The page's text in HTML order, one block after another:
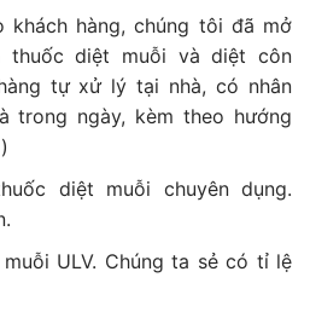
hàng, chúng tôi đã mở
thuốc diệt muỗi và diệt côn
tự xử lý tại nhà, có nhân
trong ngày, kèm theo hướng
diệt muỗi chuyên dụng.
ULV. Chúng ta sẻ có tỉ lệ